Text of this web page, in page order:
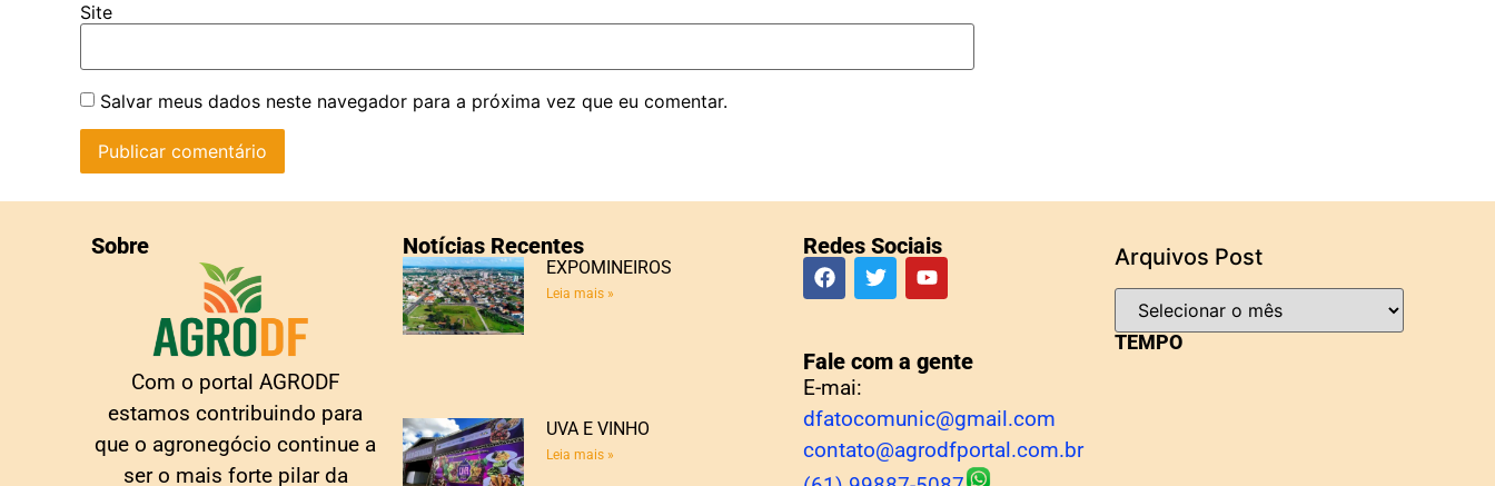
Site
Salvar meus dados neste navegador para a próxima vez que eu comentar.
Sobre
Com o portal AGRODF
estamos contribuindo para
que o agronegócio continue a
ser o mais forte pilar da
Notícias Recentes
EXPOMINEIROS
Leia mais »
UVA E VINHO
Leia mais »
Redes Sociais
Fale com a gente
E-mai:
dfatocomunic@gmail.com
contato@agrodfportal.com.br
Arquivos Post
TEMPO